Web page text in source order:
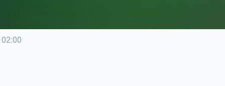
02:00